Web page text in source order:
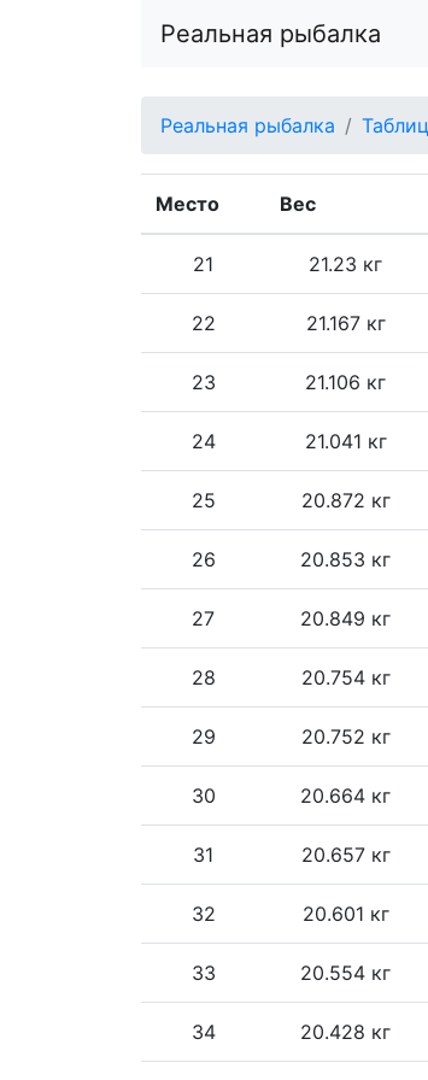
Реальная рыбалка
Реальная рыбалка
Место Вес
21 21.23 кг
22 21.167 кг
23 21.106 кг
24 21.041 кг
25 20.872 кг
26 20.853 кг
27 20.849 кг
28 20.754 кг
29 20.752 кг
30 20.664 кг
31 20.657 кг
32 20.601 кг
33 20.554 кг
34 20.428 кг